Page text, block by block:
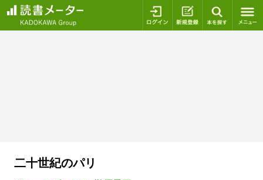
ログイン 新規登録
二十世紀のパリ